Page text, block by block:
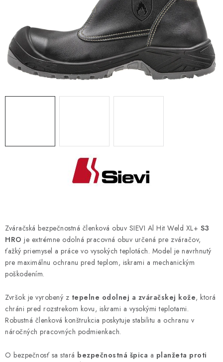
KONTAKT
O NÁS
INFORMÁCIE PRE ZÁKAZNÍKOV
Zváračská bezpečnostná členková obuv SIEVI Al Hit Weld XL+ S3
HRO je extrémne odolná pracovná obuv určená pre zváračov,
ťažký priemysel a práce vo vysokých teplotách. Model je navrhnutý
pre maximálnu ochranu pred teplom, iskrami a mechanickým
poškodením.
Zvršok je vyrobený z tepelne odolnej a zváračskej kože, ktorá
chráni pred rozstrekom kovu, iskrami a vysokými teplotami.
Robustná členková konštrukcia poskytuje stabilitu a ochranu v
náročných pracovných podmienkach.
O bezpečnosť sa stará bezpečnostná špica a planžeta proti